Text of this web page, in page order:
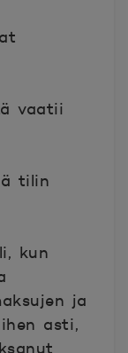
vaatii
tilin
kun
ja
asti,